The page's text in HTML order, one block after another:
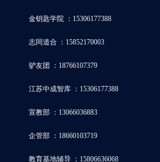
金钥匙学院 ：15306177388
志同道合 ：15852170003
驴友团 ：18766107379
江苏中成智库 ：15306177388
宣教部 ：13066036883
企管部 ：18660103719
教育基地辅导 ：15806636068